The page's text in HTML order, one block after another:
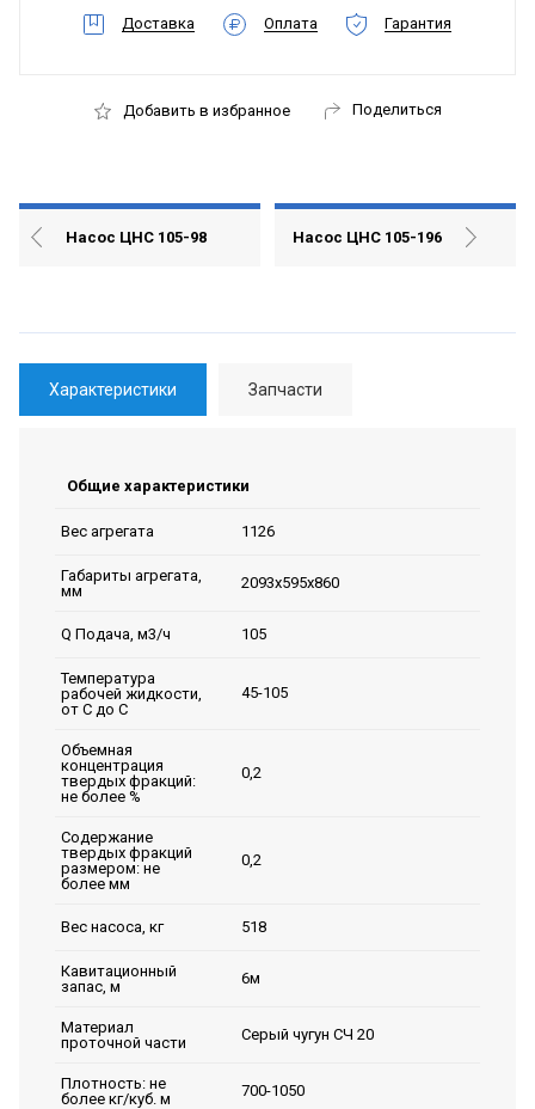
Доставка Оплата Гарантия
Добавить в избранное Поделиться
Насос ЦНС 105-98 Насос ЦНС 105-196
Характеристики Запчасти
Общие характеристики
Вес агрегата 1126
Габариты агрегата,
мм
2093х595х860
Q Подача, м3/ч 105
Температура
рабочей жидкости,
от С до С
45-105
Объемная
концентрация
твердых фракций:
не более %
0,2
Содержание
твердых фракций
размером: не
более мм
0,2
Вес насоса, кг 518
Кавитационный
запас, м
6м
Материал
проточной части
Серый чугун СЧ 20
Плотность: не
более кг/куб. м
700-1050